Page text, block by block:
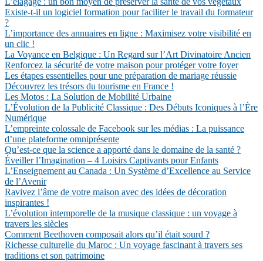
Existe-t-il un logiciel formation pour faciliter le travail du formateur
?
L’importance des annuaires en ligne : Maximisez votre visibilité en
un clic !
La Voyance en Belgique : Un Regard sur l’Art Divinatoire Ancien
Renforcez la sécurité de votre maison pour protéger votre foyer
Les étapes essentielles pour une préparation de mariage réussie
Découvrez les trésors du tourisme en France !
Les Motos : La Solution de Mobilité Urbaine
L’Évolution de la Publicité Classique : Des Débuts Iconiques à l’Ère
Numérique
L’empreinte colossale de Facebook sur les médias : La puissance
d’une plateforme omniprésente
Qu’est-ce que la science a apporté dans le domaine de la santé ?
Éveiller l’Imagination – 4 Loisirs Captivants pour Enfants
L’Enseignement au Canada : Un Système d’Excellence au Service
de l’Avenir
Ravivez l’âme de votre maison avec des idées de décoration
inspirantes !
L’évolution intemporelle de la musique classique : un voyage à
travers les siècles
Comment Beethoven composait alors qu’il était sourd ?
Richesse culturelle du Maroc : Un voyage fascinant à travers ses
traditions et son patrimoine